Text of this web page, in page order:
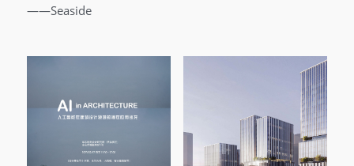
——Seaside